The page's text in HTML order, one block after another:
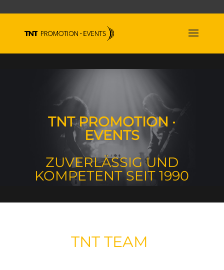
TNT PROMOTION ·
EVENTS
ZUVERLÄSSIG UND
KOMPETENT SEIT 1990
TNT TEAM